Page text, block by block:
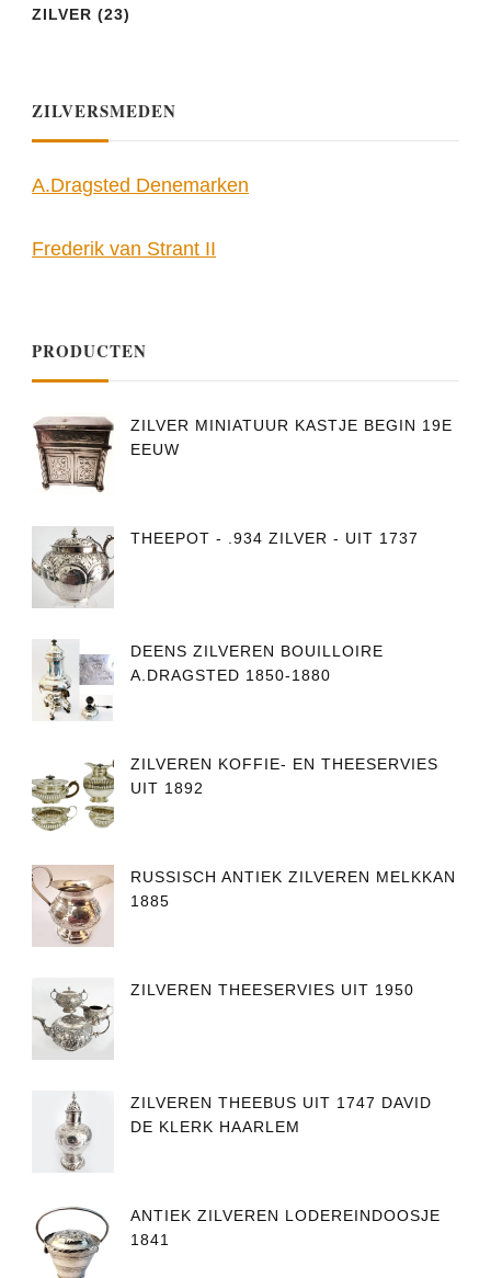
ZILVER (23)
ZILVERSMEDEN
A.Dragsted Denemarken
Frederik van Strant II
PRODUCTEN
ZILVER MINIATUUR KASTJE BEGIN 19E
EEUW
THEEPOT - .934 ZILVER - UIT 1737
DEENS ZILVEREN BOUILLOIRE
A.DRAGSTED 1850-1880
ZILVEREN KOFFIE- EN THEESERVIES
UIT 1892
RUSSISCH ANTIEK ZILVEREN MELKKAN
1885
ZILVEREN THEESERVIES UIT 1950
ZILVEREN THEEBUS UIT 1747 DAVID
DE KLERK HAARLEM
ANTIEK ZILVEREN LODEREINDOOSJE
1841